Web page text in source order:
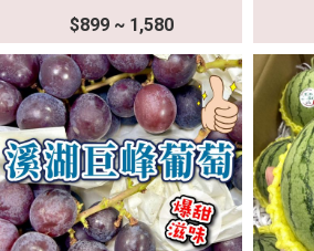
$899 ~ 1,580